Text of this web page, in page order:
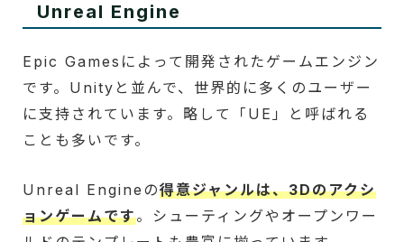
Unreal Engine
Epic Gamesによって開発されたゲームエンジン
です。Unityと並んで、世界的に多くのユーザー
に支持されています。略して「UE」と呼ばれる
ことも多いです。
Unreal Engineの得意ジャンルは、3Dのアクシ
ョンゲームです。シューティングやオープンワー